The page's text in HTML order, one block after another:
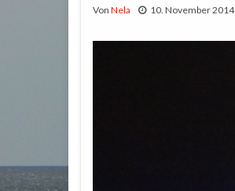
Von Nela 10. November 2014